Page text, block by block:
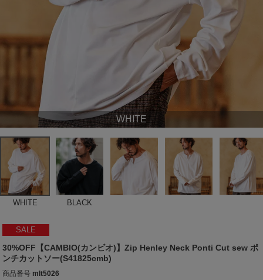
WHITE
WHITE BLACK
SALE
30%OFF【CAMBIO(カンビオ)】Zip Henley Neck Ponti Cut sew ポ
ンチカットソー(S41825cmb)
商品番号 mlt5026